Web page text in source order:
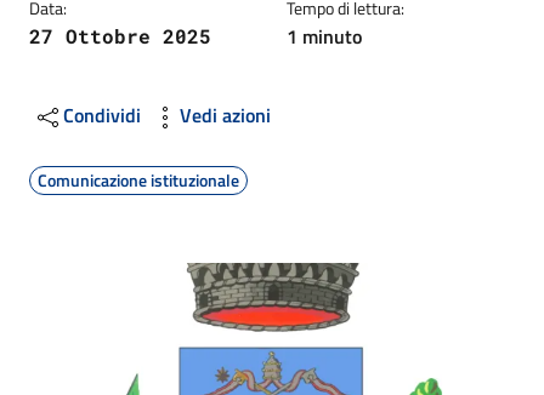
Data:
27 Ottobre 2025
Tempo di lettura:
1 minuto
Condividi Vedi azioni
Comunicazione istituzionale